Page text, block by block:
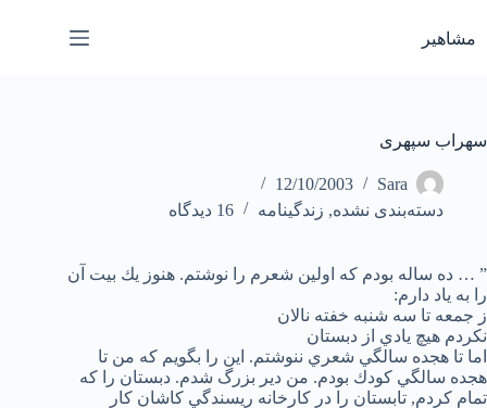
محتوا
مشاهیر
سهراب سپهری
Sara
12/10/2003
دسته‌بندی نشده, زندگینامه 16 دیدگاه
” … ده ساله بودم كه اولين شعرم را نوشتم. هنوز يك بيت آن
را به ياد دارم:
ز جمعه تا سه شنبه خفته نالان
نكردم هيچ يادي از دبستان
اما تا هجده سالگي شعري ننوشتم. اين را بگويم كه من تا
هجده سالگي كودك بودم. من دير بزرگ شدم. دبستان را كه
تمام كردم, تابستان را در كارخانه ريسندگي كاشان كار